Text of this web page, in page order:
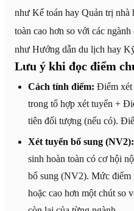
như Kế toán hay Quản trị nhà
toàn cao hơn so với các
như Hướng dẫn du lịch hay
Lưu ý khi đọc điểm
Cách tính điểm: Điểm xét
trong tổ hợp xét tuyển +
tiên đối tượng (nếu có).
Xét tuyển bổ sung (NV2):
sinh hoàn toàn có cơ hội
bổ sung (NV2). Mức điểm
hoặc cao hơn một chút so